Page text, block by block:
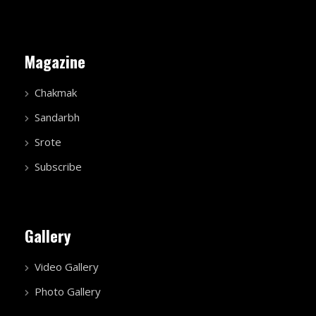
Magazine
Chakmak
Sandarbh
Srote
Subscribe
Gallery
Video Gallery
Photo Gallery